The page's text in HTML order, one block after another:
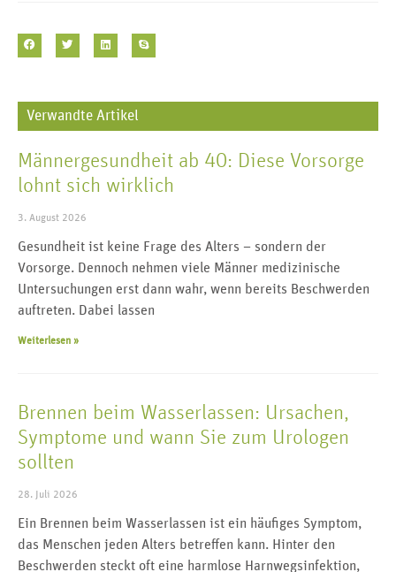
Verwandte Artikel
Männergesundheit ab 40: Diese Vorsorge
lohnt sich wirklich
3. August 2026
Gesundheit ist keine Frage des Alters – sondern der
Vorsorge. Dennoch nehmen viele Männer medizinische
Untersuchungen erst dann wahr, wenn bereits Beschwerden
auftreten. Dabei lassen
Weiterlesen »
Brennen beim Wasserlassen: Ursachen,
Symptome und wann Sie zum Urologen
sollten
28. Juli 2026
Ein Brennen beim Wasserlassen ist ein häufiges Symptom,
das Menschen jeden Alters betreffen kann. Hinter den
Beschwerden steckt oft eine harmlose Harnwegsinfektion,